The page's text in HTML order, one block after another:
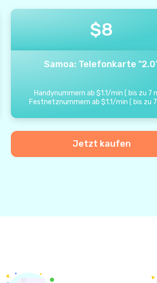
$8
Samoa: Telefonkarte
Handynummern ab $1.1/min ( bis zu 7
Festnetznummern ab $1.1/min ( bis zu 7
Jetzt kaufen